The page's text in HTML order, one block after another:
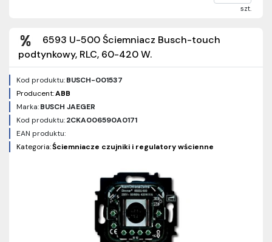
szt.
6593 U-500 Ściemniacz Busch-touch
podtynkowy, RLC, 60-420 W.
Kod produktu:BUSCH-001537
Producent:ABB
Marka:BUSCH JAEGER
Kod produktu:2CKA006590A0171
EAN produktu:
Kategoria:Ściemniacze czujniki i regulatory wścienne